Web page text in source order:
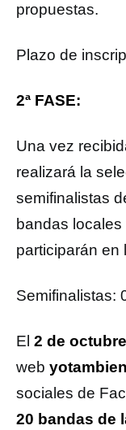
propuestas.
Plazo de
2ª FASE:
Una vez
realizará la
semifinalistas
bandas
participarán en
Semifinalistas:
El 2 de octubre
web
sociales de
20 bandas de